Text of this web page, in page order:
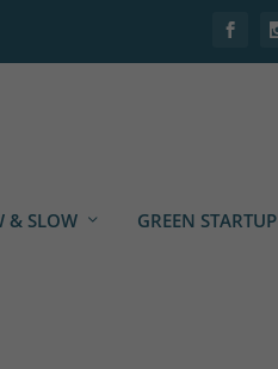
& SLOW GREEN STARTUP